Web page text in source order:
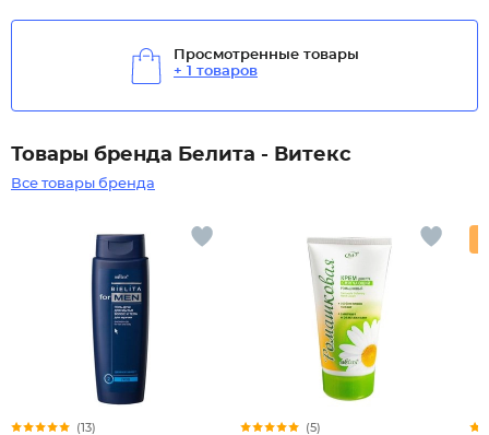
Просмотренные товары
+ 1 товаров
Товары бренда Белита - Витекс
Все товары бренда
(13) (5)